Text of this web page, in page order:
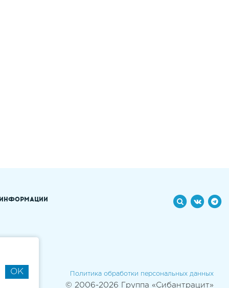
Политика обработки персональных данных
© 2006-2026 Группа «Сибантрацит»
OK